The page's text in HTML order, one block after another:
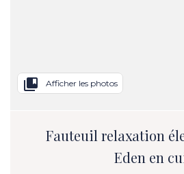
collections_bookmark Afficher les photos
Fauteuil relaxation
Eden en